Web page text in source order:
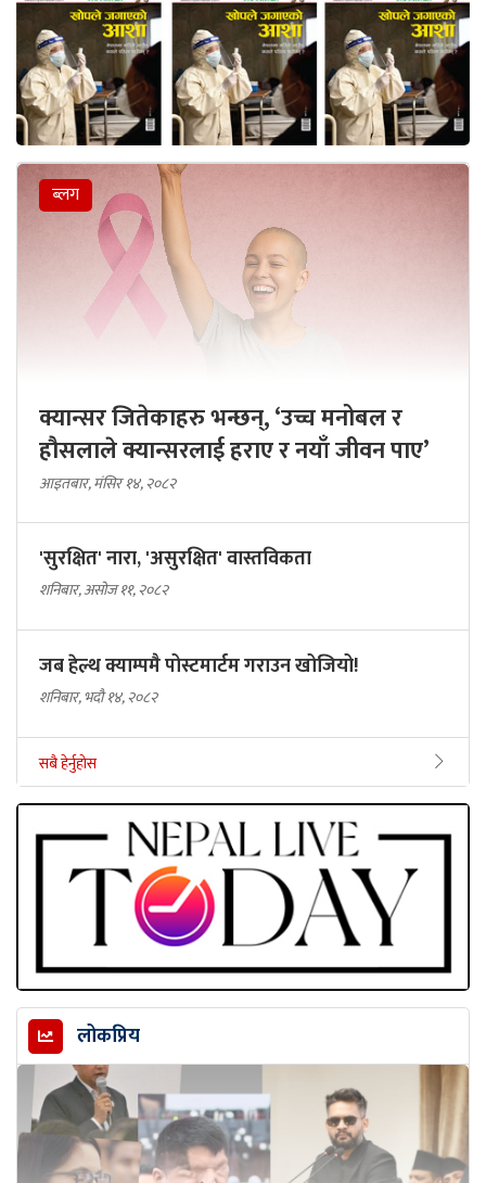
ब्लग
क्यान्सर जितेकाहरु भन्छन्, ‘उच्च मनोबल र
हौसलाले क्यान्सरलाई हराए र नयाँ जीवन पाए’
आइतबार, मंसिर १४, २०८२
'सुरक्षित' नारा, 'असुरक्षित' वास्तविकता
शनिबार, असोज ११, २०८२
जब हेल्थ क्याम्पमै पोस्टमार्टम गराउन खोजियो!
शनिबार, भदौ १४, २०८२
सबै हेर्नुहोस
लोकप्रिय